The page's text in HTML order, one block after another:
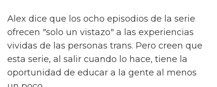
Alex dice que los ocho episodios de la serie
ofrecen "solo un vistazo" a las experiencias
vividas de las personas trans. Pero creen que
esta serie, al salir cuando lo hace, tiene la
oportunidad de educar a la gente al menos